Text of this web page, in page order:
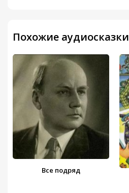
Похожие аудиосказки
Все подряд